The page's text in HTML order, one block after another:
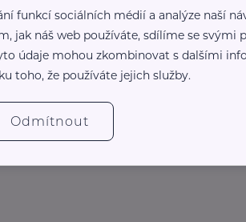
funkcí sociálních médií a analýze naší
jak náš web používáte, sdílíme se svými
údaje mohou zkombinovat s dalšími
toho, že používáte jejich služby.
Odmítnout